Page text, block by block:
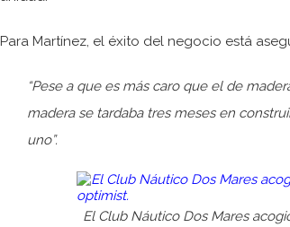
Para Martínez, el éxito del negocio está
“Pese a que es más caro que el de
madera se tardaba tres meses en
uno”.
El Club Náutico Dos Mares